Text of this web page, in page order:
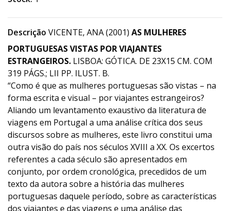
Descrição VICENTE, ANA (2001) AS MULHERES
PORTUGUESAS VISTAS POR VIAJANTES
ESTRANGEIROS. LISBOA: GÓTICA. DE 23X15 CM. COM
319 PÁGS.; LII PP. ILUST. B.
“Como é que as mulheres portuguesas são vistas – na
forma escrita e visual – por viajantes estrangeiros?
Aliando um levantamento exaustivo da literatura de
viagens em Portugal a uma análise crítica dos seus
discursos sobre as mulheres, este livro constitui uma
outra visão do país nos séculos XVIII a XX. Os excertos
referentes a cada século são apresentados em
conjunto, por ordem cronológica, precedidos de um
texto da autora sobre a história das mulheres
portuguesas daquele período, sobre as características
dos viajantes e das viagens e uma análise das